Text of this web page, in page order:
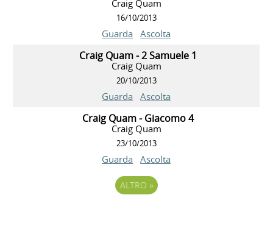
Craig Quam
16/10/2013
Guarda Ascolta
Craig Quam - 2 Samuele 1
Craig Quam
20/10/2013
Guarda Ascolta
Craig Quam - Giacomo 4
Craig Quam
23/10/2013
Guarda Ascolta
ALTRO »